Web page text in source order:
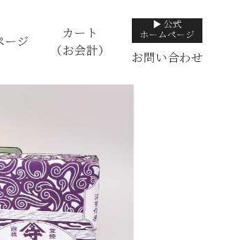
ージ
カート
（お会計）
▶ 公式
ホームページ
お問い合わせ